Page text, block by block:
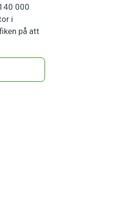
000
i
på att